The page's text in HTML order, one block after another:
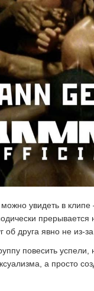
увидеть в
об друга явно не из-
повесить
а просто